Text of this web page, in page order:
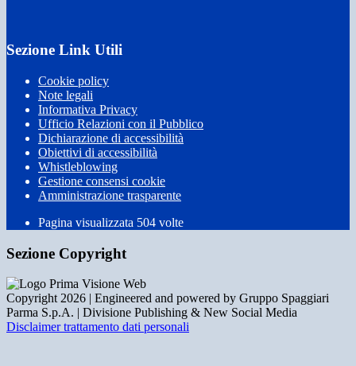
Sezione Link Utili
Cookie policy
Note legali
Informativa Privacy
Ufficio Relazioni con il Pubblico
Dichiarazione di accessibilità
Obiettivi di accessibilità
Whistleblowing
Gestione consensi cookie
Amministrazione trasparente
Pagina visualizzata 504 volte
Sezione Copyright
Copyright 2026 | Engineered and powered by Gruppo Spaggiari
Parma S.p.A. | Divisione Publishing & New Social Media
Disclaimer trattamento dati personali